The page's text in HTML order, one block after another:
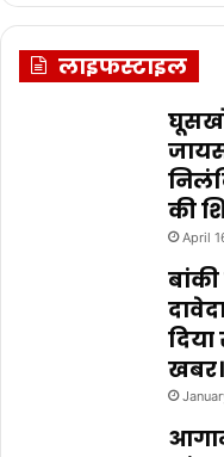
लाइफस्टाइल
की
April
बांकी
खबर।